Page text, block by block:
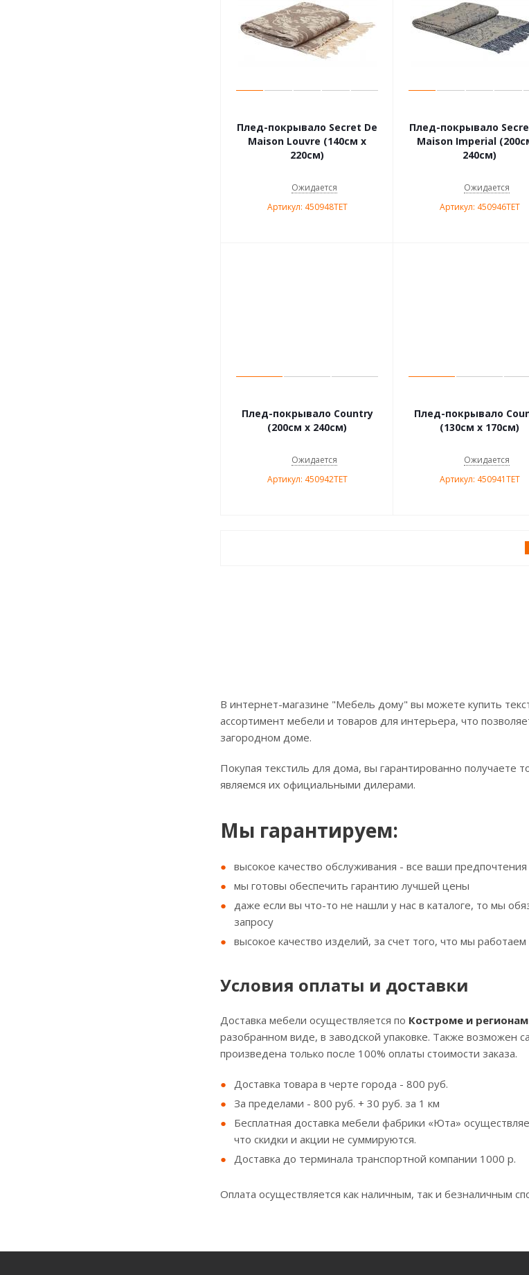
Плед-покрывало Secret De
Maison Louvre (140см х
220см)
Ожидается
Артикул: 450948TET
Плед-покрывало
Maison Imperial
240см)
Ожидается
Артикул: 450946TET
Плед-покрывало Country
(200см х 240см)
Ожидается
Артикул: 450942TET
Плед-покрывало
(130см х 170см)
Ожидается
Артикул: 450941TET
В интернет-магазине "Мебель дому" вы можете купить
ассортимент мебели и товаров для интерьера, что
загородном доме.
Покупая текстиль для дома, вы гарантированно
являемся их официальными дилерами.
Мы гарантируем:
высокое качество обслуживания - все ваши
мы готовы обеспечить гарантию лучшей цены
даже если вы что-то не нашли у нас в каталоге, то мы
запросу
высокое качество изделий, за счет того, что мы
Условия оплаты и доставки
Доставка мебели осуществляется по Костроме и
разобранном виде, в заводской упаковке. Также возможен
произведена только после 100% оплаты стоимости заказа.
Доставка товара в черте города - 800 руб.
За пределами - 800 руб. + 30 руб. за 1 км
Бесплатная доставка мебели фабрики «Юта»
что скидки и акции не суммируются.
Доставка до терминала транспортной компании 1000 р.
Оплата осуществляется как наличным, так и безналичным